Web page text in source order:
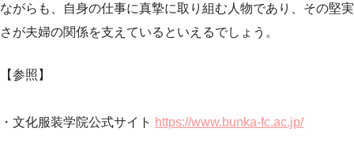
ながらも、自身の仕事に真摯に取り組む人物であり、その堅実
さが夫婦の関係を支えているといえるでしょう。
【参照】
・文化服装学院公式サイト https://www.bunka-fc.ac.jp/